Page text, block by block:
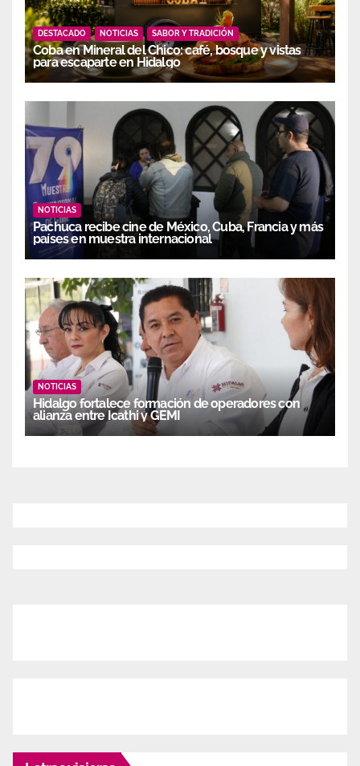
DESTACADO NOTICIAS SABOR Y TRADICIÓN
Coba en Mineral del Chico: café, bosque y vistas
para escaparte en Hidalgo
NOTICIAS
Pachuca recibe cine de México, Cuba, Francia y más
países en muestra internacional
NOTICIAS
Hidalgo fortalece formación de operadores con
alianza entre Icathi y GEMI